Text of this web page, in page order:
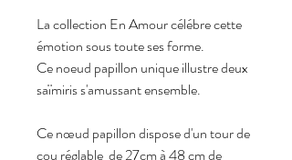
La collection En Amour célébre cette
émotion sous toute ses forme.
Ce noeud papillon unique illustre deux
saïmiris s'amussant ensemble.
Ce nœud papillon dispose d'un tour de
cou réglable de 27cm à 48 cm de